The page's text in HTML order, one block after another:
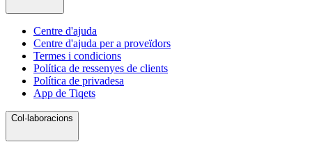
Centre d'ajuda
Centre d'ajuda per a proveïdors
Termes i condicions
Política de ressenyes de clients
Política de privadesa
App de Tiqets
Col·laboracions